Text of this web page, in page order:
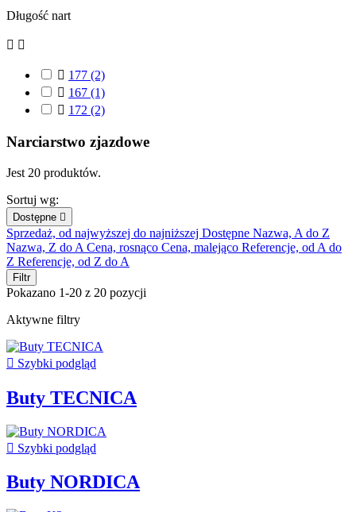
Długość nart
 
 177 (2)
 167 (1)
 172 (2)
Narciarstwo zjazdowe
Jest 20 produktów.
Sortuj wg:
Dostępne 
Sprzedaż, od najwyższej do najniższej Dostępne Nazwa, A do Z
Nazwa, Z do A Cena, rosnąco Cena, malejąco Referencje, od A do
Z Referencje, od Z do A
Filtr
Pokazano 1-20 z 20 pozycji
Aktywne filtry
 Szybki podgląd
Buty TECNICA
 Szybki podgląd
Buty NORDICA